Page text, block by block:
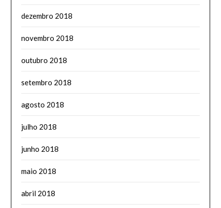
dezembro 2018
novembro 2018
outubro 2018
setembro 2018
agosto 2018
julho 2018
junho 2018
maio 2018
abril 2018